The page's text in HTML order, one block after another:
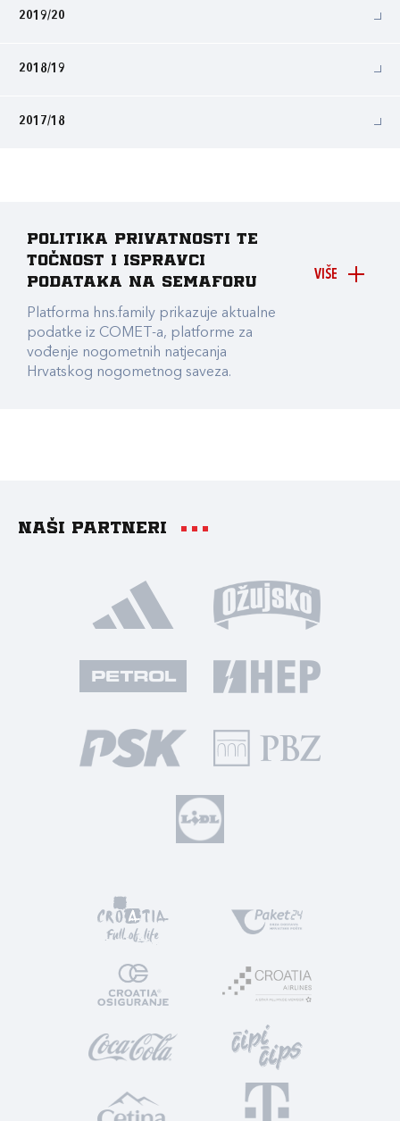
2019/20
2018/19
2017/18
VIŠE
Politika privatnosti te
točnost i ispravci
podataka na Semaforu
Platforma hns.family prikazuje aktualne
podatke iz COMET-a, platforme za
vođenje nogometnih natjecanja
Hrvatskog nogometnog saveza.
Naši partneri